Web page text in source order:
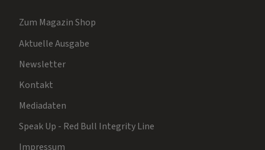
Zum Magazin Shop
Aktuelle Ausgabe
Newsletter
Kontakt
Mediadaten
Speak Up - Red Bull Integrity Line
Impressum